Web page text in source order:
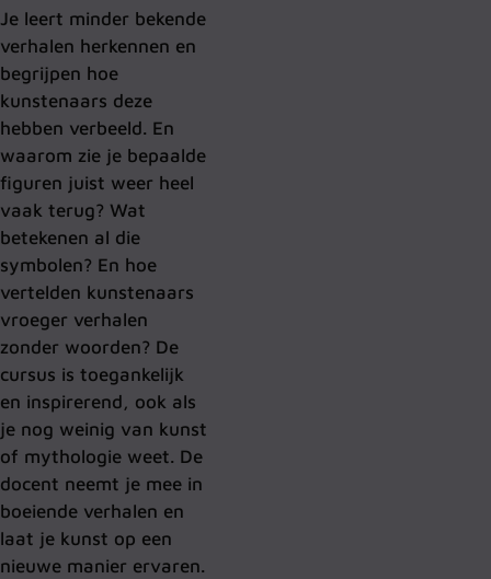
Je leert minder bekende
verhalen herkennen en
begrijpen hoe
kunstenaars deze
hebben verbeeld. En
waarom zie je bepaalde
figuren juist weer heel
vaak terug? Wat
betekenen al die
symbolen? En hoe
vertelden kunstenaars
vroeger verhalen
zonder woorden? De
cursus is toegankelijk
en inspirerend, ook als
je nog weinig van kunst
of mythologie weet. De
docent neemt je mee in
boeiende verhalen en
laat je kunst op een
nieuwe manier ervaren.